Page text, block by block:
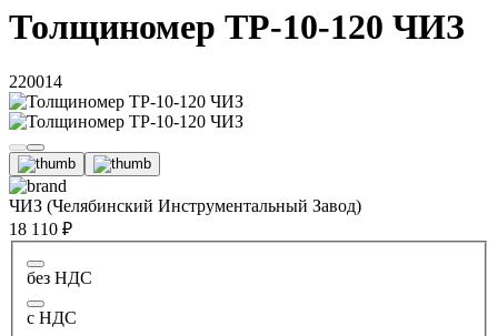
Толщиномер ТР-10-120 ЧИЗ
220014
ЧИЗ (Челябинский Инструментальный Завод)
18 110 ₽
без НДС
с НДС